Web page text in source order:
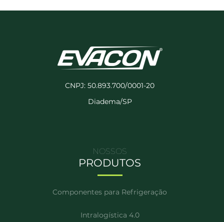
CNPJ: 50.893.700/0001-20
Diadema/SP
NOSSOS
PRODUTOS
Componentes para Refrigeração
Intralogística 4.0